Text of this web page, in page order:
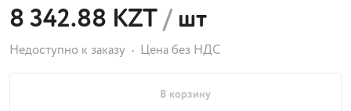
8 342.88 KZT/шт
Недоступно к заказу Цена без НДС
В корзину